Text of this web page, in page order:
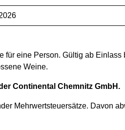
für eine Person. Gültig ab
Weine.
Continental Chemnitz GmbH.
Mehrwertsteuersätze. Davon